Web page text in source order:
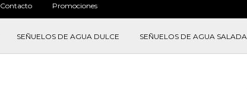
Contacto Promociones
SEÑUELOS DE AGUA DULCE SEÑUELOS DE AGUA SALADA